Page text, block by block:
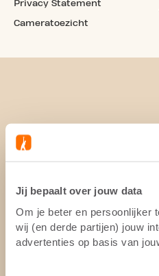
Jij bepaalt over jouw data
Om je beter en persoonlijker
wij (en derde partijen) jouw
advertenties op basis van
Privacy Statement
Cameratoezicht